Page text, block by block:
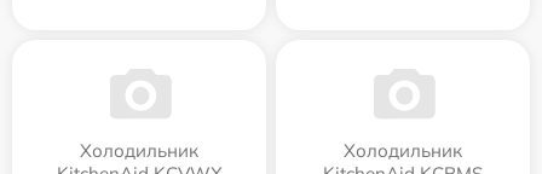
Холодильник
Холодильник